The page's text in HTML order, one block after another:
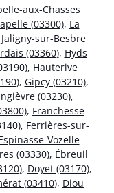
aux-Chasses
(03300), La
Jaligny-sur-Besbre
(03360), Hyds
, Hauterive
, Gipcy (03210),
(03230),
, Franchesse
, Ferrières-sur-
Vozelle
(03330), Ébreuil
, Doyet (03170),
(03410), Diou